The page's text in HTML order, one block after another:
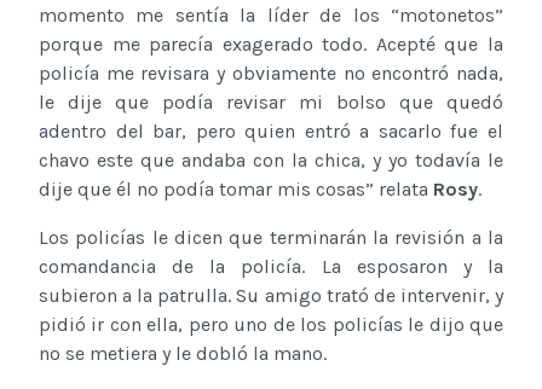
momento me sentía la líder de los “motonetos”
porque me parecía exagerado todo. Acepté que la
policía me revisara y obviamente no encontró nada,
le dije que podía revisar mi bolso que quedó
adentro del bar, pero quien entró a sacarlo fue el
chavo este que andaba con la chica, y yo todavía le
dije que él no podía tomar mis cosas” relata Rosy.
Los policías le dicen que terminarán la revisión a la
comandancia de la policía. La esposaron y la
subieron a la patrulla. Su amigo trató de intervenir, y
pidió ir con ella, pero uno de los policías le dijo que
no se metiera y le dobló la mano.